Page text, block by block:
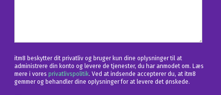
itm8 beskytter dit privatliv og bruger kun dine oplysninger til at
administrere din konto og levere de tjenester, du har anmodet om. Læs
mere i vores privatlivspolitik. Ved at indsende accepterer du, at itm8
gemmer og behandler dine oplysninger for at levere det ønskede.